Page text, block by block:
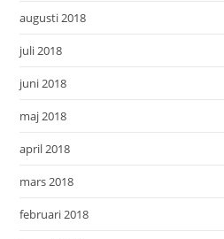
augusti 2018
juli 2018
juni 2018
maj 2018
april 2018
mars 2018
februari 2018